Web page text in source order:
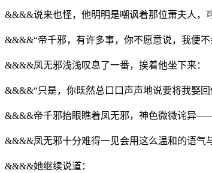
&&&&说来也怪，他明明是嘲讽着那位萧夫人，
&&&&“帝千邪，有许多事，你不愿意说，我便不
&&&&凤无邪浅浅叹息了一番，挨着他坐下来：
&&&&“只是，你既然总口口声声地说要将我娶
&&&&帝千邪抬眼瞧着凤无邪，神色微微诧异
&&&&凤无邪十分难得一见会用这么温和的语气
&&&&她继续说道：